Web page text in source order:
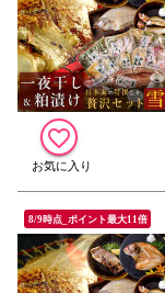
8/9時点_ポイント最大11倍